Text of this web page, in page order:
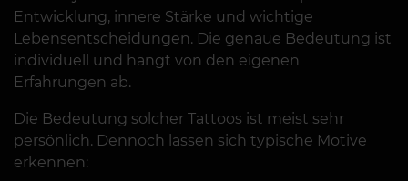
Entwicklung, innere Stärke und wichtige
Lebensentscheidungen. Die genaue Bedeutung ist
individuell und hängt von den eigenen
Erfahrungen ab.
Die Bedeutung solcher Tattoos ist meist sehr
persönlich. Dennoch lassen sich typische Motive
erkennen: